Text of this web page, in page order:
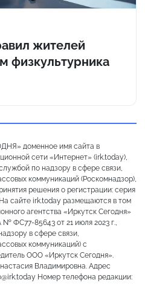
жителей
физкультурника
доменное имя сайта в
сети «Интернет» (irk.today),
по надзору в сфере связи,
коммуникаций (Роскомнадзор),
решения о регистрации: серия
сайте irk.today размещаются в том
агентства «Иркутск Сегодня»
ФС77-85643 от 21 июля 2023 г.,
в сфере связи,
коммуникаций) с
ООО «Иркутск Сегодня».
Владимировна. Адрес
Номер телефона редакции: